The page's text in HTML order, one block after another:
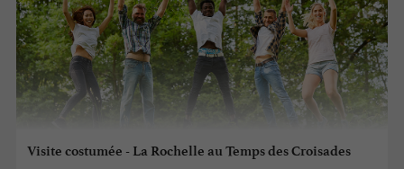
Visite costumée - La Rochelle au Temps des Croisades